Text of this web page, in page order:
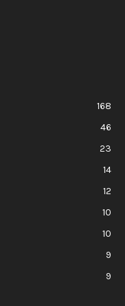
168
46
23
14
12
10
10
9
9